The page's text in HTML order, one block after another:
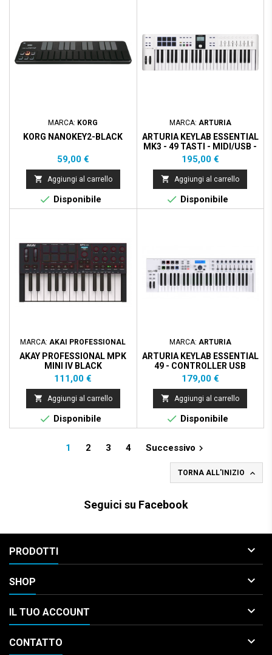
MARCA: KORG
KORG NANOKEY2-BLACK
Prezzo
59,00 €
 Aggiungi al carrello
 Disponibile
MARCA: ARTURIA
ARTURIA KEYLAB ESSENTIAL
MK3 - 49 TASTI - MIDI/USB -
BIANCA
Prezzo
195,00 €
 Aggiungi al carrello
 Disponibile
MARCA:AKAI PROFESSIONAL
AKAY PROFESSIONAL MPK
MINI IV BLACK
Prezzo
111,00 €
 Aggiungi al carrello
 Disponibile
MARCA: ARTURIA
ARTURIA KEYLAB ESSENTIAL
49 - CONTROLLER USB
Prezzo
179,00 €
 Aggiungi al carrello
 Disponibile
1 2 3 4 Successivo 
TORNA ALL'INIZIO 
Seguici su Facebook
PRODOTTI 
SHOP 
IL TUO ACCOUNT 
CONTATTO 